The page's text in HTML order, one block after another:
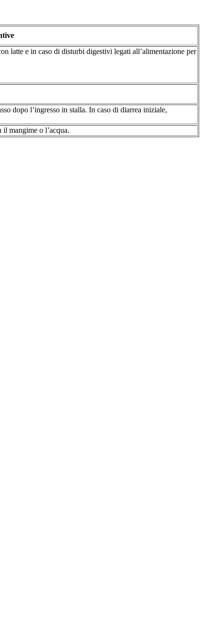
latte e in caso di disturbi digestivi legati all’alimentazione per
dopo l’ingresso in stalla. In caso di diarrea iniziale,
il mangime o l’acqua.